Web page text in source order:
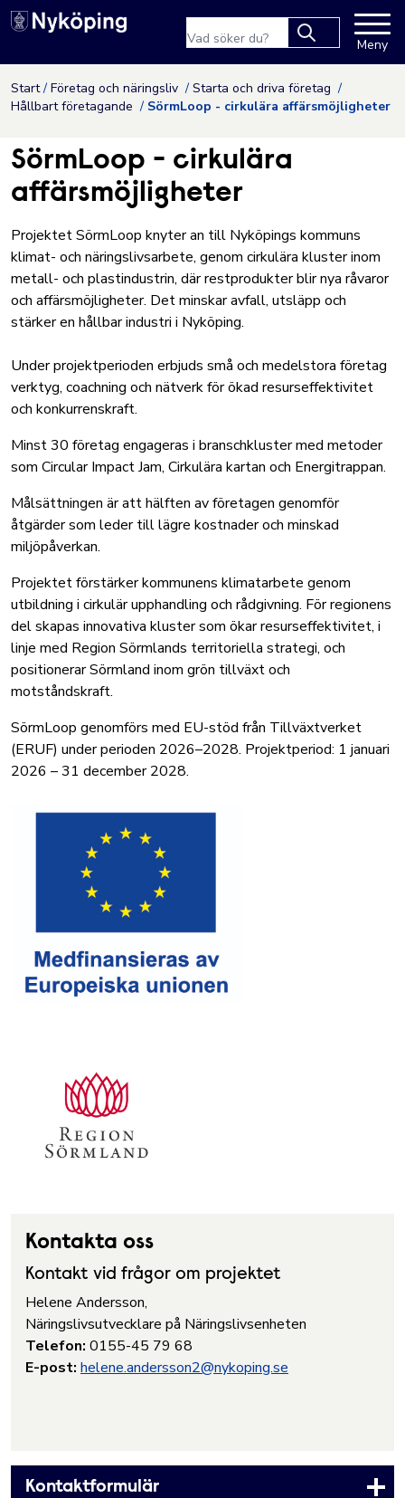
Hoppa till innehåll
Nyköpings kommuns
results.
Meny
Start Företag och näringsliv
Starta och driva företag
Hållbart företagande
SörmLoop - cirkulära affärsmöjligheter
SörmLoop - cirkulära
affärsmöjligheter
Projektet SörmLoop knyter an till Nyköpings kommuns
klimat- och näringslivsarbete, genom cirkulära kluster inom
metall- och plastindustrin, där restprodukter blir nya råvaror
och affärsmöjligheter. Det minskar avfall, utsläpp och
stärker en hållbar industri i Nyköping.
Under projektperioden erbjuds små och medelstora företag
verktyg, coachning och nätverk för ökad resurseffektivitet
och konkurrenskraft.
Minst 30 företag engageras i branschkluster med metoder
som Circular Impact Jam, Cirkulära kartan och Energitrappan.
Målsättningen är att hälften av företagen genomför
åtgärder som leder till lägre kostnader och minskad
miljöpåverkan.
Projektet förstärker kommunens klimatarbete genom
utbildning i cirkulär upphandling och rådgivning. För regionens
del skapas innovativa kluster som ökar resurseffektivitet, i
linje med Region Sörmlands territoriella strategi, och
positionerar Sörmland inom grön tillväxt och
motståndskraft.
SörmLoop genomförs med EU-stöd från Tillväxtverket
(ERUF) under perioden 2026–2028. Projektperiod: 1 januari
2026 – 31 december 2028.
Kontakta oss
Kontakt vid frågor om projektet
Helene Andersson,
Näringslivsutvecklare på Näringslivsenheten
Telefon: 0155-45 79 68
E-post: helene.andersson2@nykoping.se
Kontaktformulär